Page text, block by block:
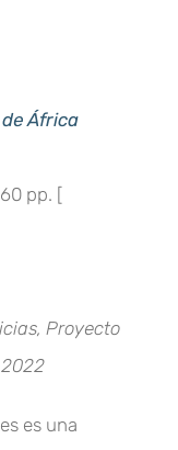
África
pp. [
Proyecto
es una